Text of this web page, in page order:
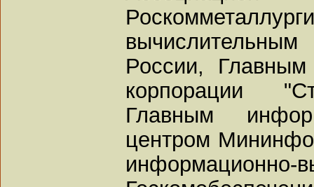
России,
корпорации
Главным
центром